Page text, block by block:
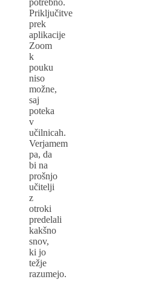
Priključitve
prek
aplikacije
Zoom
k
pouku
niso
možne,
saj
poteka
v
učilnicah.
Verjamem
pa, da
bi na
prošnjo
učitelji
z
otroki
predelali
kakšno
snov,
ki jo
težje
razumejo.